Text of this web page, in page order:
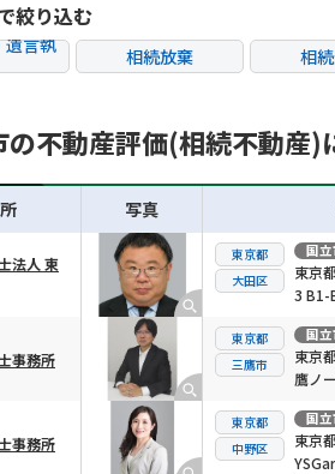
豊島区 北区 荒
江戸川区 八王子市 立
東大和市 清瀬市 稲
絞り込む
遺言執
相続放棄 相
生前対策 相続
の不動産評価(相続不動産
能
写真
法人 東
東京都
大田区
国立
東京
3 B1-
事務所
東京都
三鷹市
国立
東京
鷹ノ
事務所
東京都
中野区
国立
東京